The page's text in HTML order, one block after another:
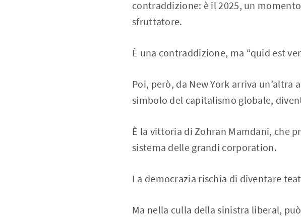
contraddizione: è il 2025, un
sfruttatore.
È una contraddizione, ma “quid est
Poi, però, da New York arriva
simbolo del capitalismo globale,
È la vittoria di Zohran Mamdani, che
sistema delle grandi corporation.
La democrazia rischia di diventare
Ma nella culla della sinistra liberal,